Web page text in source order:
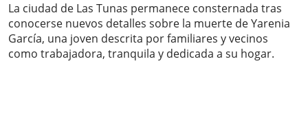
La ciudad de Las Tunas permanece consternada tras
conocerse nuevos detalles sobre la muerte de Yarenia
García, una joven descrita por familiares y vecinos
como trabajadora, tranquila y dedicada a su hogar.